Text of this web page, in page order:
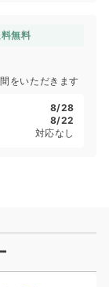
無料
をいただきます
8/28
8/22
対応なし